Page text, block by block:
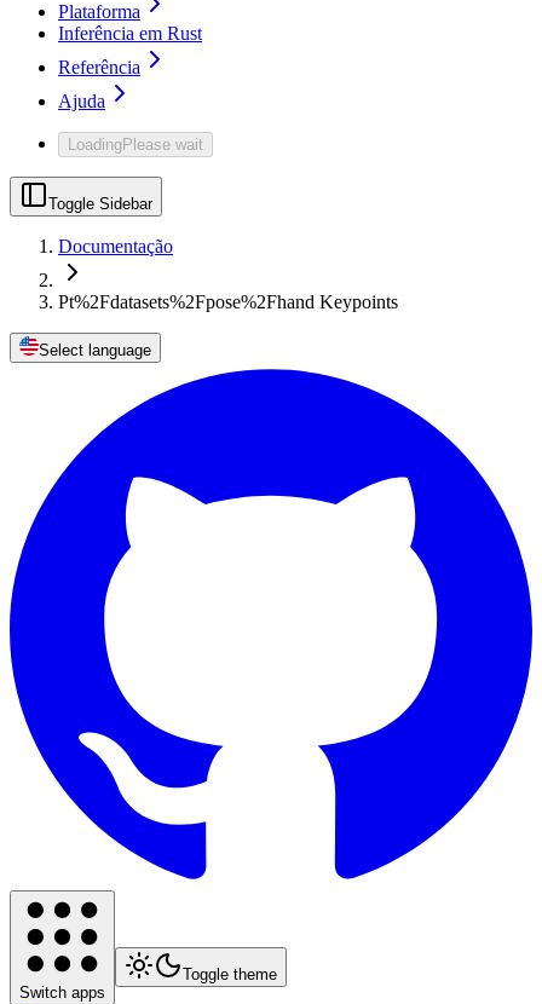
Plataforma
Inferência em Rust
Referência
Ajuda
LoadingPlease wait
Toggle Sidebar
Documentação
Pt%2Fdatasets%2Fpose%2Fhand Keypoints
Select language
Switch apps
Toggle theme